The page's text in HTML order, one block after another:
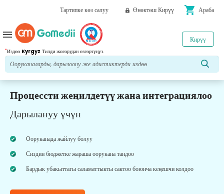
Тартипке көз салуу Өнөктөш Кирүү shopping_cart Араба
*Издөө Kyrgyz Тилди жогорудан өзгөртүңүз.
Кирүү
menu
Процессти жеңилдетүү жана интеграциялоо
Дарылануу үчүн
Ооруканада жайлуу болуу
Сиздин бюджетке жараша оорукана тандоо
Бардык убакыттагы саламаттыкты сактоо боюнча кеңешчи колдоо